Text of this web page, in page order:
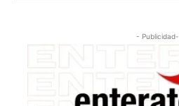
- Publicidad-